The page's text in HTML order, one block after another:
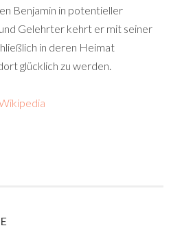
Benjamin in potentieller
Gelehrter kehrt er mit seiner
in deren Heimat
glücklich zu werden.